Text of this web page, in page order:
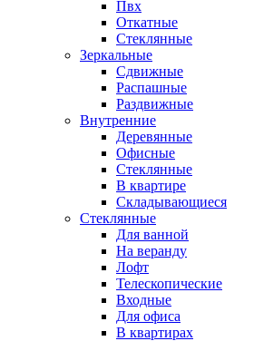
Пвх
Откатные
Стеклянные
Зеркальные
Сдвижные
Распашные
Раздвижные
Внутренние
Деревянные
Офисные
Стеклянные
В квартире
Складывающиеся
Стеклянные
Для ванной
На веранду
Лофт
Телескопические
Входные
Для офиса
В квартирах